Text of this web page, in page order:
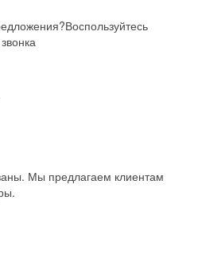
Воспользуйтесь
Мы предлагаем клиентам